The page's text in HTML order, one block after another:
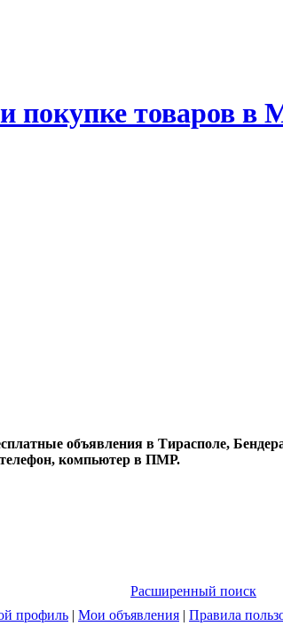
покупке товаров в
объявления в Тирасполе,
компьютер в ПМР.
Расширенный поиск
профиль | Мои объявления | Правила